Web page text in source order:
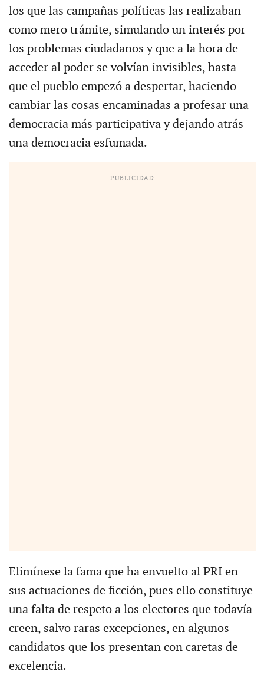
los que las campañas políticas las realizaban
como mero trámite, simulando un interés por
los problemas ciudadanos y que a la hora de
acceder al poder se volvían invisibles, hasta
que el pueblo empezó a despertar, haciendo
cambiar las cosas encaminadas a profesar una
democracia más participativa y dejando atrás
una democracia esfumada.
PUBLICIDAD
Elimínese la fama que ha envuelto al PRI en
sus actuaciones de ficción, pues ello constituye
una falta de respeto a los electores que todavía
creen, salvo raras excepciones, en algunos
candidatos que los presentan con caretas de
excelencia.